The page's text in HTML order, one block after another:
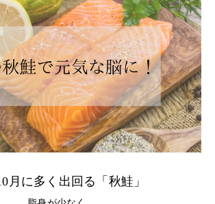
月に多く出回る「秋鮭」